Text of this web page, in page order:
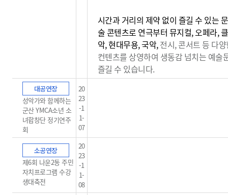
시간과 거리의 제약 없이 즐길 수 있는
술 콘텐츠로 연극부터 뮤지컬, 오페라,
악, 현대무용, 국악,전시, 콘서트 등 다
컨텐츠를 상영하여 생동감 넘치는 예술
즐길 수 있습니다.
대공연장
성악가와 함께하는
군산 YMCA소년 소
녀합창단 정기연주
회
20
23
-1
1-
07
소공연장
제6회 나운2동 주민
자치프로그램 수강
생대축전
20
23
-1
1-
08